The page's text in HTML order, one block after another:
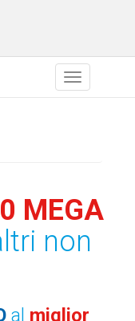
MEGA
non
al miglior